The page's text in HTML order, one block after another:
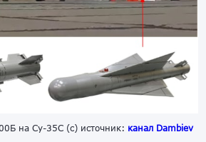
на Су-35С (с) источник: канал Dambiev